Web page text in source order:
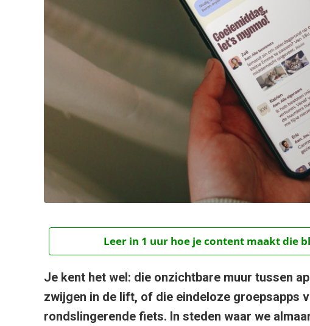
Leer in 1 uur hoe je content maakt die
Je kent het wel: die onzichtbare muur tussen
zwijgen in de lift, of die eindeloze groepsapps
rondslingerende fiets. In steden waar we